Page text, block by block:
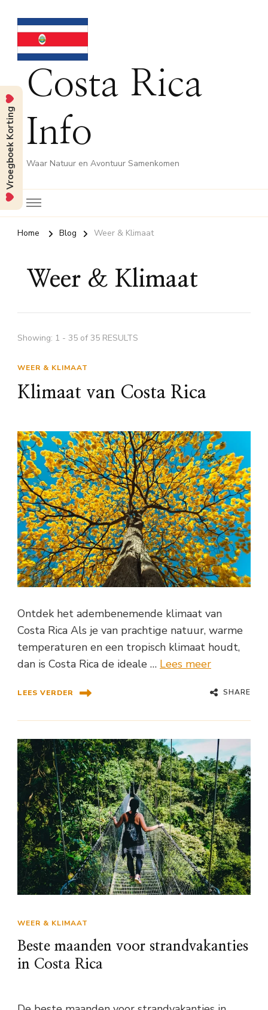
Costa Rica
Info
Waar Natuur en Avontuur Samenkomen
Home Blog Weer & Klimaat
Weer & Klimaat
Showing: 1 - 35 of 35 RESULTS
WEER & KLIMAAT
Klimaat van Costa Rica
Ontdek het adembenemende klimaat van
Costa Rica Als je van prachtige natuur, warme
temperaturen en een tropisch klimaat houdt,
dan is Costa Rica de ideale … Lees meer
LEES VERDER SHARE
WEER & KLIMAAT
Beste maanden voor strandvakanties
in Costa Rica
Vroegboek Korting